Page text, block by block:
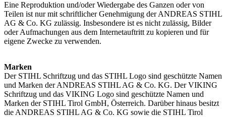
Eine Reproduktion und/oder Wiedergabe des Ganzen oder von
Teilen ist nur mit schriftlicher Genehmigung der ANDREAS STIHL
AG & Co. KG zulässig. Insbesondere ist es nicht zulässig, Bilder
oder Aufmachungen aus dem Internetauftritt zu kopieren und für
eigene Zwecke zu verwenden.
Marken
Der STIHL Schriftzug und das STIHL Logo sind geschützte Namen
und Marken der ANDREAS STIHL AG & Co. KG. Der VIKING
Schriftzug und das VIKING Logo sind geschützte Namen und
Marken der STIHL Tirol GmbH, Österreich. Darüber hinaus besitzt
die ANDREAS STIHL AG & Co. KG sowie die STIHL Tirol